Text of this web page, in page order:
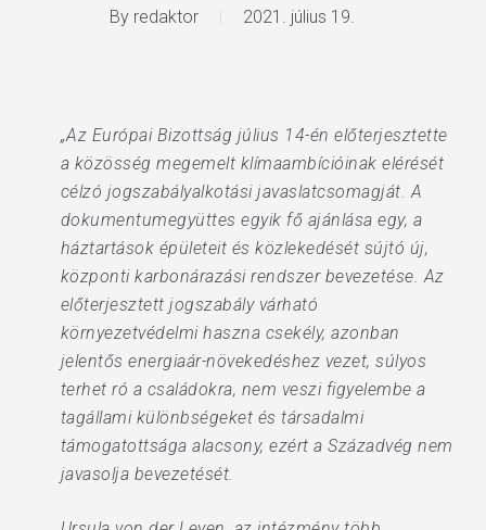
By redaktor 2021. július 19.
„Az Európai Bizottság július 14-én előterjesztette
a közösség megemelt klímaambícióinak elérését
célzó jogszabályalkotási javaslatcsomagját. A
dokumentumegyüttes egyik fő ajánlása egy, a
háztartások épületeit és közlekedését sújtó új,
központi karbonárazási rendszer bevezetése. Az
előterjesztett jogszabály várható
környezetvédelmi haszna csekély, azonban
jelentős energiaár-növekedéshez vezet, súlyos
terhet ró a családokra, nem veszi figyelembe a
tagállami különbségeket és társadalmi
támogatottsága alacsony, ezért a Századvég nem
javasolja bevezetését.